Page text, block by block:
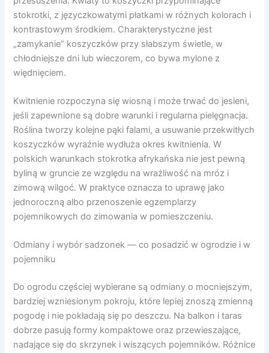
stokrotki, z języczkowatymi płatkami w różnych kolorach i
kontrastowym środkiem. Charakterystyczne jest
„zamykanie” koszyczków przy słabszym świetle, w
chłodniejsze dni lub wieczorem, co bywa mylone z
więdnięciem.
Kwitnienie rozpoczyna się wiosną i może trwać do jesieni,
jeśli zapewnione są dobre warunki i regularna pielęgnacja.
Roślina tworzy kolejne pąki falami, a usuwanie przekwitłych
koszyczków wyraźnie wydłuża okres kwitnienia. W
polskich warunkach stokrotka afrykańska nie jest pewną
byliną w gruncie ze względu na wrażliwość na mróz i
zimową wilgoć. W praktyce oznacza to uprawę jako
jednoroczną albo przenoszenie egzemplarzy
pojemnikowych do zimowania w pomieszczeniu.
Odmiany i wybór sadzonek — co posadzić w ogrodzie i w
pojemniku
Do ogrodu częściej wybierane są odmiany o mocniejszym,
bardziej wzniesionym pokroju, które lepiej znoszą zmienną
pogodę i nie pokładają się po deszczu. Na balkon i taras
dobrze pasują formy kompaktowe oraz przewieszające,
nadające się do skrzynek i wiszących pojemników. Różnice